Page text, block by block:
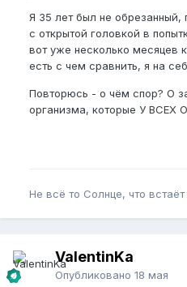
Я 35 лет был не обрезанный,
с открытой головкой в
вот уже несколько месяцев
есть с чем сравнить, я на
Повторюсь - о чём спор? О
организма, которые У ВСЕХ
Не всё то Солнце, что встаёт
ValentinKa
Опубликовано 18 мая